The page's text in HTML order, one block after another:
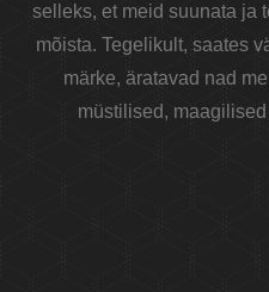
selleks, et meid suunata ja
mõista. Tegelikult, saates
märke, äratavad nad
müstilised,